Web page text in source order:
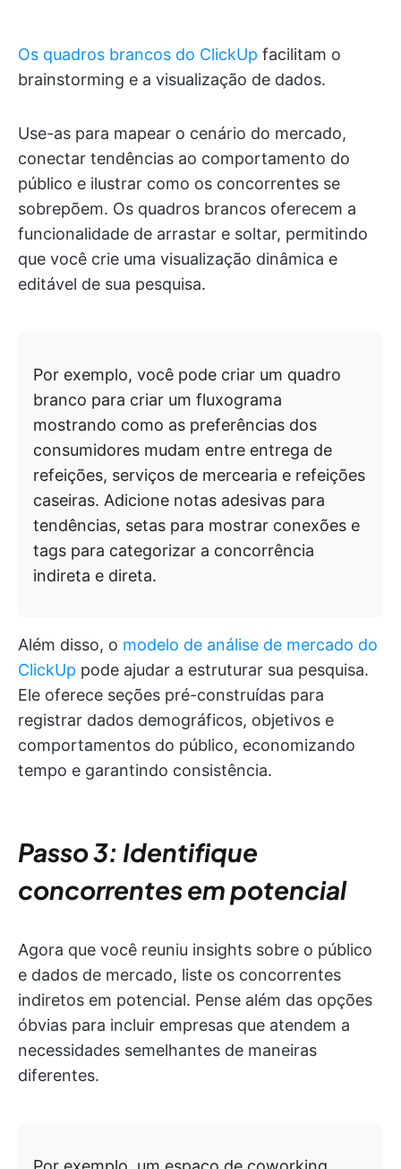
Os quadros brancos do ClickUp facilitam o
brainstorming e a visualização de dados.
Use-as para mapear o cenário do mercado,
conectar tendências ao comportamento do
público e ilustrar como os concorrentes se
sobrepõem. Os quadros brancos oferecem a
funcionalidade de arrastar e soltar, permitindo
que você crie uma visualização dinâmica e
editável de sua pesquisa.
Por exemplo, você pode criar um quadro
branco para criar um fluxograma
mostrando como as preferências dos
consumidores mudam entre entrega de
refeições, serviços de mercearia e refeições
caseiras. Adicione notas adesivas para
tendências, setas para mostrar conexões e
tags para categorizar a concorrência
indireta e direta.
Além disso, o modelo de análise de mercado do
ClickUp pode ajudar a estruturar sua pesquisa.
Ele oferece seções pré-construídas para
registrar dados demográficos, objetivos e
comportamentos do público, economizando
tempo e garantindo consistência.
Passo 3: Identifique
concorrentes em potencial
Agora que você reuniu insights sobre o público
e dados de mercado, liste os concorrentes
indiretos em potencial. Pense além das opções
óbvias para incluir empresas que atendem a
necessidades semelhantes de maneiras
diferentes.